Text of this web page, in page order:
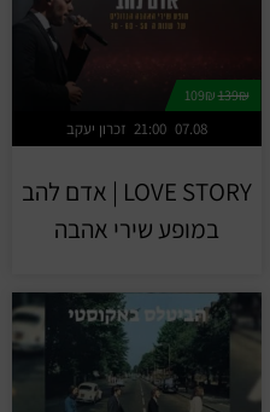
139₪
109₪
זכרון יעקב 21:00 07.08
LOVE STORY | אדם להב
במופע שירי אהבה